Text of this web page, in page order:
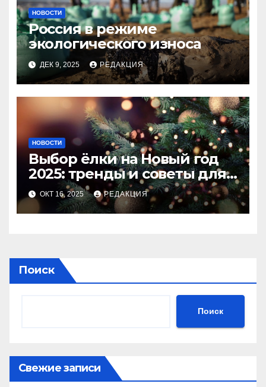
НОВОСТИ
Россия в режиме
экологического износа
ДЕК 9, 2025 РЕДАКЦИЯ
НОВОСТИ
Выбор ёлки на Новый год
2025: тренды и советы для
идеального праздника
ОКТ 16, 2025 РЕДАКЦИЯ
Поиск
Поиск
Свежие записи